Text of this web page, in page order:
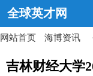
全球英才网
网站首页 海博资讯
吉林财经大学